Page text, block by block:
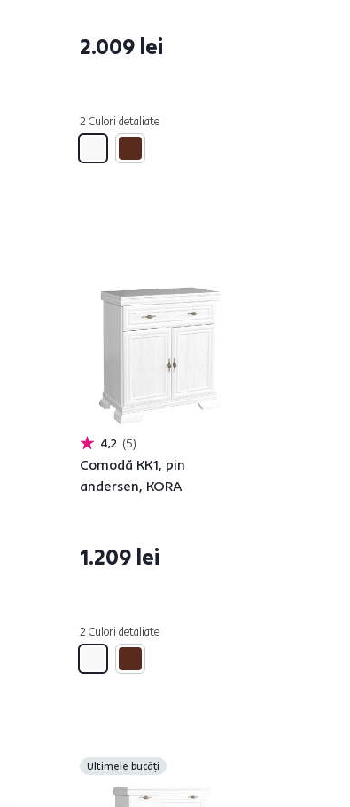
2.009 lei
2 Culori detaliate
4,2 5
Comodă KK1, pin
andersen, KORA
1.209 lei
2 Culori detaliate
Ultimele bucăți